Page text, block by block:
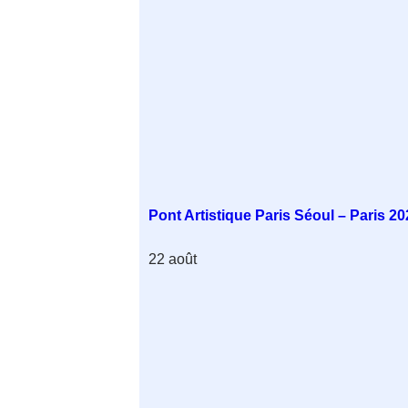
Pont Artistique Paris Séoul – Paris
22 août